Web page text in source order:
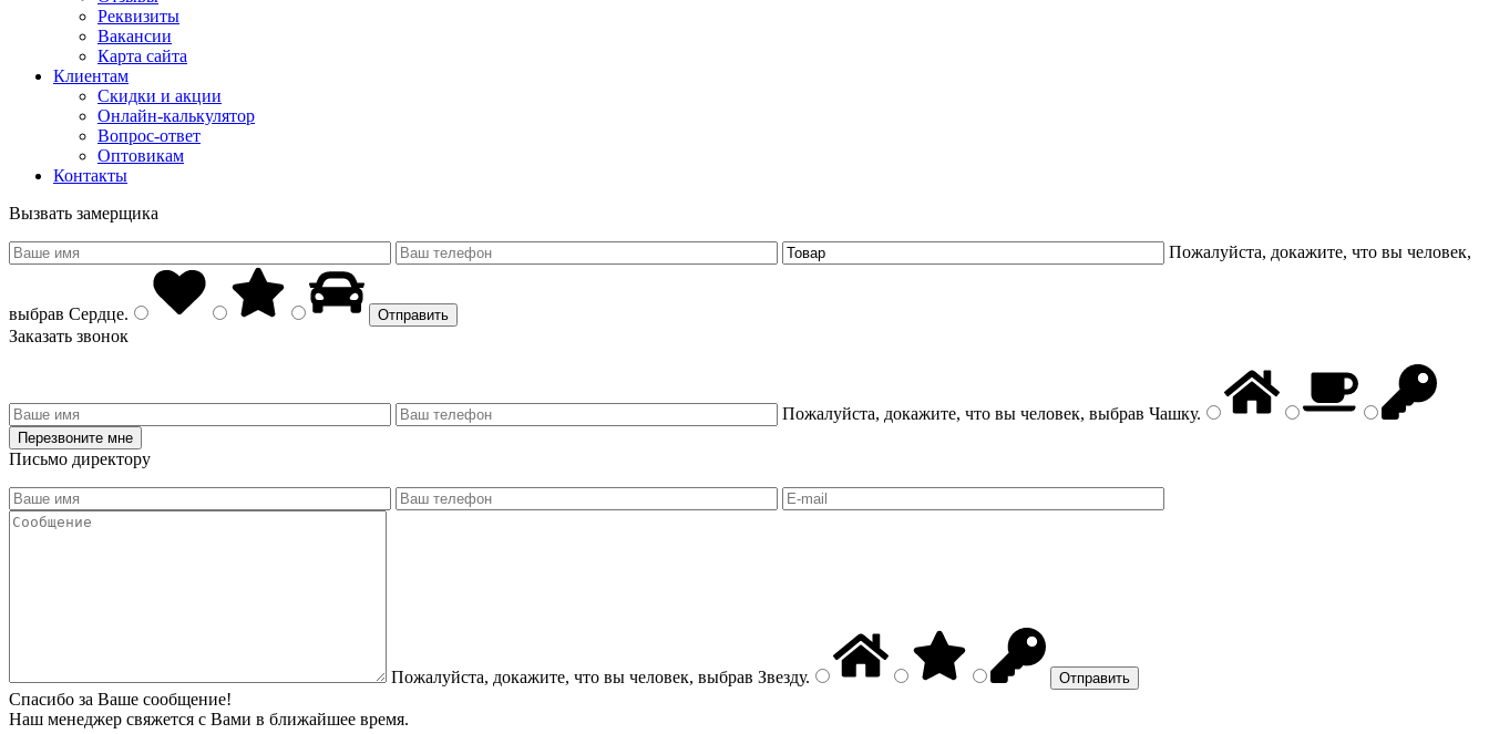
Реквизиты
Вакансии
Карта сайта
Клиентам
Скидки и акции
Онлайн-калькулятор
Вопрос-ответ
Оптовикам
Контакты
Вызвать замерщика
Пожалуйста, докажите, что вы человек,
выбрав Сердце.
Заказать звонок
Пожалуйста, докажите, что вы человек, выбрав Чашку.
Письмо директору
Пожалуйста, докажите, что вы человек, выбрав Звезду.
Спасибо за Ваше сообщение!
Наш менеджер свяжется с Вами в ближайшее время.